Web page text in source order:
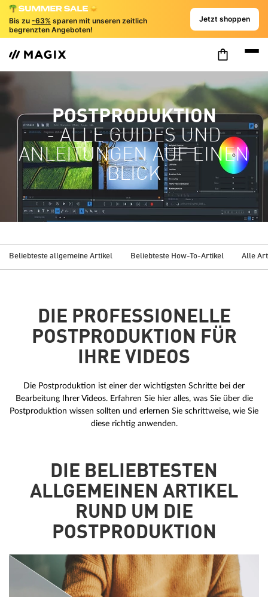
Bis zu -63% sparen mit unseren zeitlich
begrenzten Angeboten!
Jetzt shoppen
POSTPRODUKTION
- ALLE GUIDES UND
ANLEITUNGEN AUF EINEN
BLICK
Beliebteste allgemeine Artikel Beliebteste How-To-Artikel Alle
DIE PROFESSIONELLE
POSTPRODUKTION FÜR
IHRE VIDEOS
Die Postproduktion ist einer der wichtigsten Schritte bei der
Bearbeitung Ihrer Videos. Erfahren Sie hier alles, was Sie über die
Postproduktion wissen sollten und erlernen Sie schrittweise, wie Sie
diese richtig anwenden.
DIE BELIEBTESTEN
ALLGEMEINEN ARTIKEL
RUND UM DIE
POSTPRODUKTION